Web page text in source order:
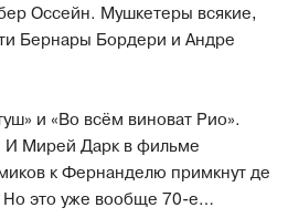
Оссейн. Мушкетеры всякие,
Бернары Бордери и Андре
и «Во всём виноват Рио».
И Мирей Дарк в фильме
к Фернанделю примкнут де
это уже вообще 70-е…